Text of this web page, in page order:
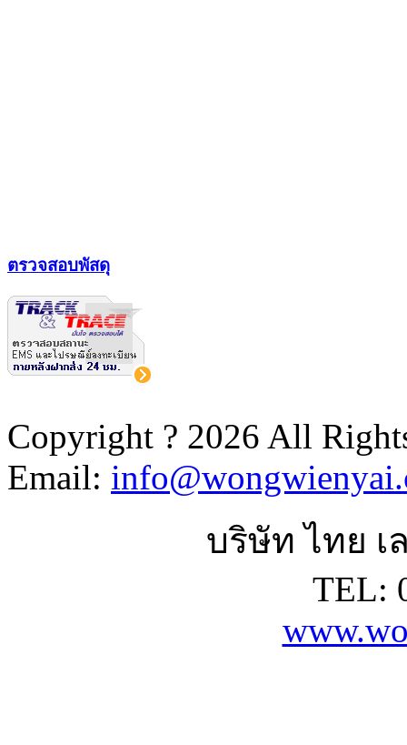
ตรวจสอบพัสดุ
Copyright ? 2026 All
Email:
บริษัท ไทย เ
TEL: